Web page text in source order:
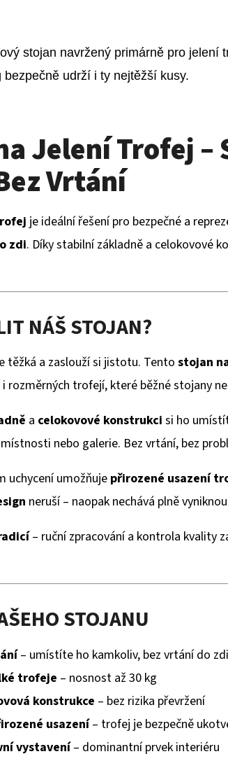
stojan navržený primárně pro
bezpečně udrží i ty nejtěžší kusy.
Jelení Trofej
Vrtání
je ideální řešení pro bezpečné a
zdi. Díky stabilní základně a celokovové
NÁŠ STOJAN?
těžká a zaslouží si jistotu. Tentostojan
i rozměrných trofejí, které běžné stojany
a celokovové konstrukci si ho
nebo galerie. Bez vrtání, bez
uchycení umožňuje přirozené usazení
neruší – naopak nechává plně
– ruční zpracování a kontrola kvality
STOJANU
– umístíte ho kamkoliv, bez vrtání do zdi
trofeje – nosnost až 30 kg
konstrukce – bez rizika převržení
usazení– trofej je bezpečně
vystavení– dominantní prvek interiéru